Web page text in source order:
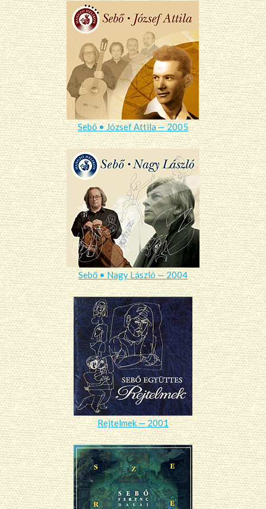
Sebő • József Attila — 2005
Sebő • Nagy László — 2004
Rejtelmek — 2001